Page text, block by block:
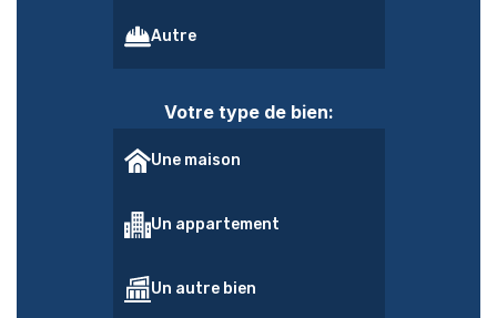
Autre
Votre type de bien:
Une maison
Un appartement
Un autre bien